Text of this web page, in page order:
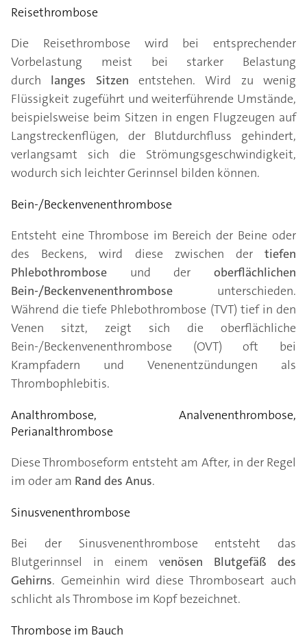
Reisethrombose
Die Reisethrombose wird bei entsprechender
Vorbelastung meist bei starker Belastung
durch langes Sitzen entstehen. Wird zu wenig
Flüssigkeit zugeführt und weiterführende Umstände,
beispielsweise beim Sitzen in engen Flugzeugen auf
Langstreckenflügen, der Blutdurchfluss gehindert,
verlangsamt sich die Strömungsgeschwindigkeit,
wodurch sich leichter Gerinnsel bilden können.
Bein-/Beckenvenenthrombose
Entsteht eine Thrombose im Bereich der Beine oder
des Beckens, wird diese zwischen der tiefen
Phlebothrombose und der oberflächlichen
Bein-/Beckenvenenthrombose unterschieden.
Während die tiefe Phlebothrombose (TVT) tief in den
Venen sitzt, zeigt sich die oberflächliche
Bein-/Beckenvenenthrombose (OVT) oft bei
Krampfadern und Venenentzündungen als
Thrombophlebitis.
Analthrombose, Analvenenthrombose,
Perianalthrombose
Diese Thromboseform entsteht am After, in der Regel
im oder am Rand des Anus.
Sinusvenenthrombose
Bei der Sinusvenenthrombose entsteht das
Blutgerinnsel in einem venösen Blutgefäß des
Gehirns. Gemeinhin wird diese Thromboseart auch
schlicht als Thrombose im Kopf bezeichnet.
Thrombose im Bauch